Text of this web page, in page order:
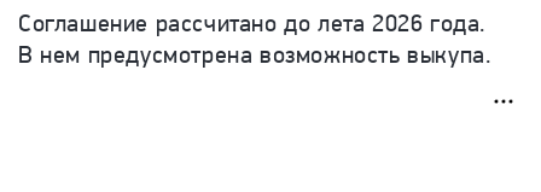
Соглашение рассчитано до лета 2026 года.
В нем предусмотрена возможность выкупа.